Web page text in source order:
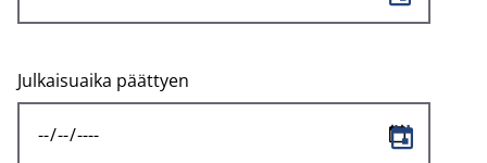
Julkaisuaika päättyen